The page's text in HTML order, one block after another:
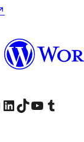
Instagram account
Visit our LinkedIn account
ہمارے ٹک ٹاک اکاؤنٹ پر جائیں
Visit our YouTube channel
ہمارے ٹمبلر اکاؤنٹ پر جائیں